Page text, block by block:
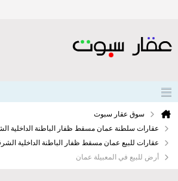
سوق عقار سبوت
عقارات سلطنة عمان مسقط ظفار الباطنة الداخلية
عقارات للبيع عمان مسقط ظفار الباطنة الداخلية
أرض للبيع في المعبيلة عمان